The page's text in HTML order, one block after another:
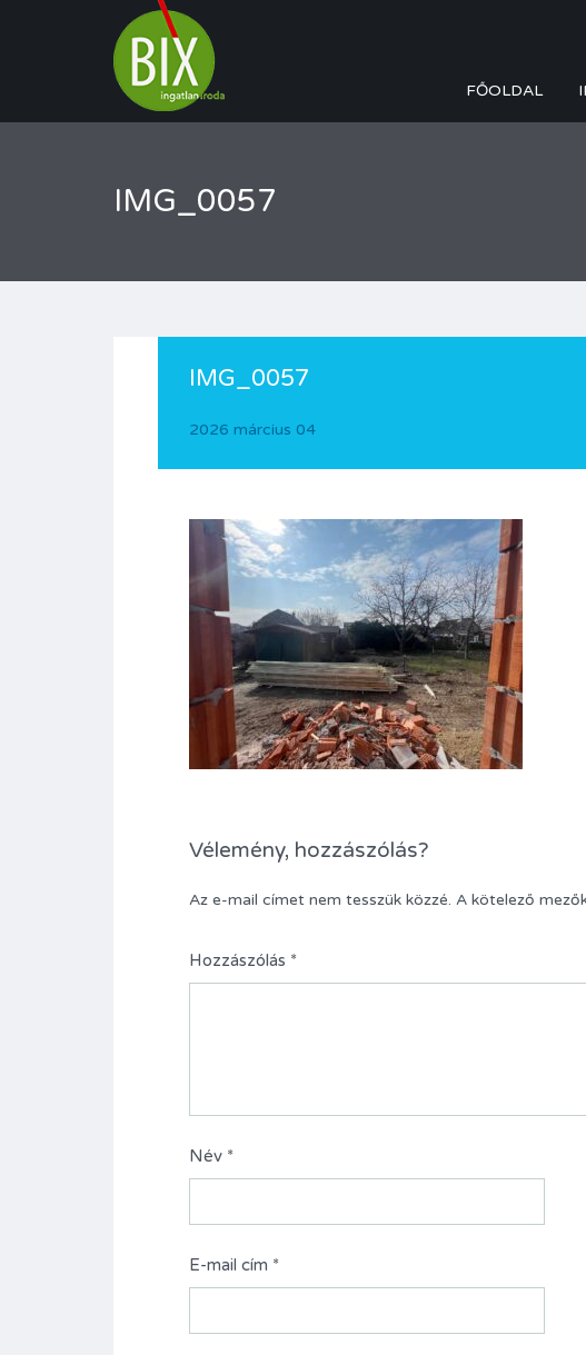
FŐOLDAL
IMG_0057
IMG_0057
2026 március 04
Vélemény, hozzászólás?
Az e-mail címet nem tesszük közzé. A kötelező
Hozzászólás *
Név *
E-mail cím *